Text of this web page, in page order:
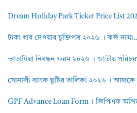
Dream Holiday Park Ticket Price List
টাকা ধার দেওয়ার চুক্তিপত্র ২০২৬ । কর্জ
ভাড়াটিয়া নিবন্ধন ফরম ২০২৬ । জাতীয়
সোনালী ব্যাংক ছুটির তালিকা ২০২৬ । আজকে
GPF Advance Loan Form । জিপিএফ